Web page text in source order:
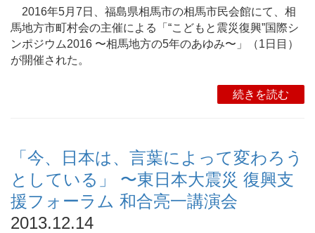
2016年5月7日、福島県相馬市の相馬市民会館にて、相
馬地方市町村会の主催による「“こどもと震災復興”国際シ
ンポジウム2016 〜相馬地方の5年のあゆみ〜」（1日目）
が開催された。
続きを読む
「今、日本は、言葉によって変わろう
としている」 〜東日本大震災 復興支
援フォーラム 和合亮一講演会
2013.12.14